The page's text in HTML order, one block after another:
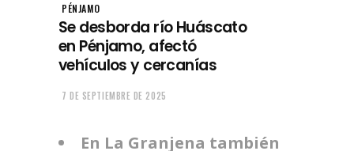
PÉNJAMO
Se desborda río Huáscato
en Pénjamo, afectó
vehículos y cercanías
7 DE SEPTIEMBRE DE 2025
En La Granjena también